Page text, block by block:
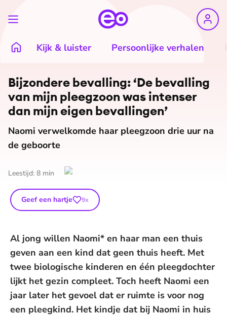
Kijk & luister Persoonlijke verhalen
Bijzondere bevalling: ‘De bevalling
van mijn pleegzoon was intenser
dan mijn eigen bevallingen’
Naomi verwelkomde haar pleegzoon drie uur na
de geboorte
Leestijd: 8 min
Geef een hartje 9x
Al jong willen Naomi* en haar man een thuis
geven aan een kind dat geen thuis heeft. Met
twee biologische kinderen en één pleegdochter
lijkt het gezin compleet. Toch heeft Naomi een
jaar later het gevoel dat er ruimte is voor nog
een pleegkind. Het kindje dat bij Naomi in huis